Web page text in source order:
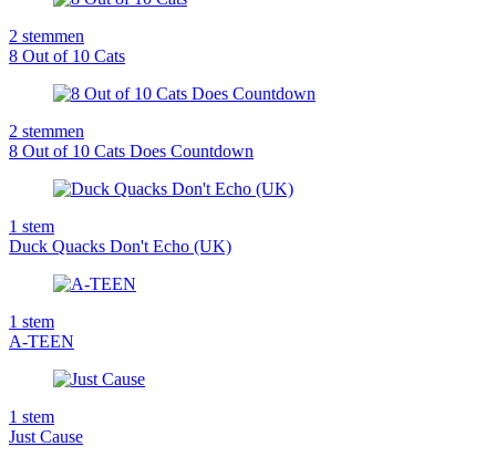
2 stemmen
8 Out of 10 Cats
2 stemmen
8 Out of 10 Cats Does Countdown
1 stem
Duck Quacks Don't Echo (UK)
1 stem
A-TEEN
1 stem
Just Cause